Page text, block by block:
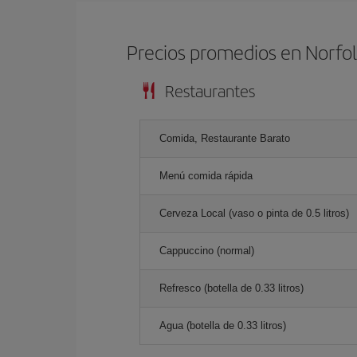
Precios promedios en
Restaurantes
Comida, Restaurante Barato
Menú comida rápida
Cerveza Local (vaso o pinta de 0.5 litros)
Cappuccino (normal)
Refresco (botella de 0.33 litros)
Agua (botella de 0.33 litros)